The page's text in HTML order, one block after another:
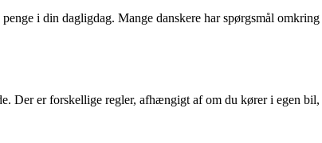
i din dagligdag. Mange danskere har spørgsmål
Der er forskellige regler, afhængigt af om du kører i egen